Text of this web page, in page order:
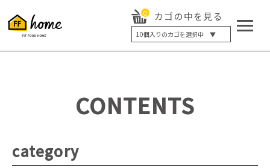
0 カゴの中を見る
10個入りのカゴを選択中 ▼
5個入り
20個入り
最大12%OFF
CONTENTS
category